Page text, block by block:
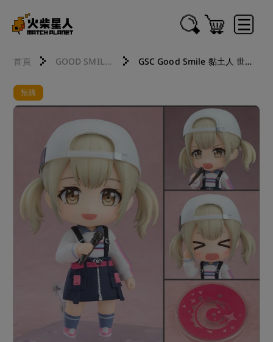
首頁 GOOD SMILE COMPANY 好微笑 GSC Good Smile 黏土人 世界計畫 繽紛舞台！feat.初音未來 小豆澤心羽 251224
預購